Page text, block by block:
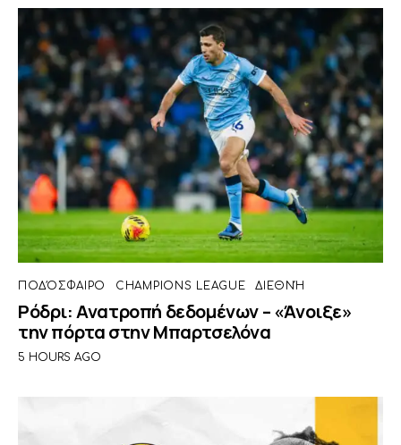
ΠΟΔΌΣΦΑΙΡΟ CHAMPIONS LEAGUE ΔΙΕΘΝΉ
Ρόδρι: Ανατροπή δεδομένων – «Άνοιξε»
την πόρτα στην Μπαρτσελόνα
5 HOURS AGO